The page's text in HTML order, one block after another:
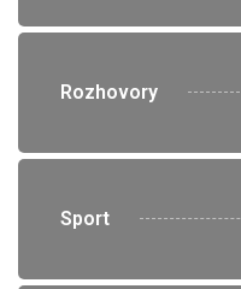
Rozhovory
Sport